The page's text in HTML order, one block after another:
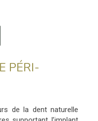
PÉRI-
de la dent naturelle